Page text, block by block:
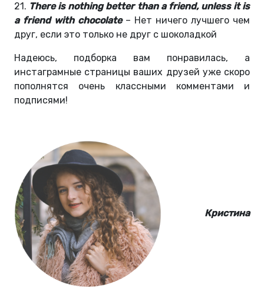
21. There is nothing better than a friend, unless it is
a friend with chocolate– Нет ничего лучшего чем
друг, если это только не друг с шоколадкой
Надеюсь, подборка вам понравилась, а
инстаграмные страницы ваших друзей уже скоро
пополнятся очень классными комментами и
подписями!
Кристина